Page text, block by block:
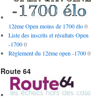
12ème Open moins de 1700 élo0
Liste des inscrits et résultats Open
-17000
Règlement du 12ème open -17000
Route 64